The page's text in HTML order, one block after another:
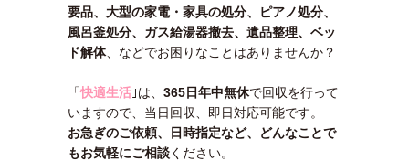
要品、大型の家電・家具の処分、ピアノ処分、
風呂釜処分、ガス給湯器撤去、遺品整理、ベッ
ド解体、などでお困りなことはありませんか？
「快適生活 ｣は、 365日年中無休で回収を行って
いますので、当日回収、即日対応可能です。
お急ぎのご依頼、日時指定など、どんなことで
もお気軽にご相談ください。